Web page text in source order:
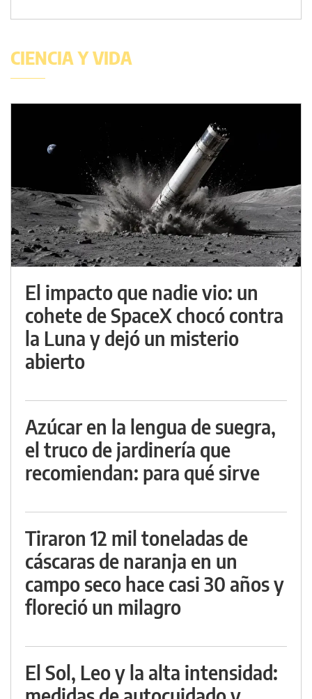
CIENCIA Y VIDA
El impacto que nadie vio: un
cohete de SpaceX chocó contra
la Luna y dejó un misterio
abierto
Azúcar en la lengua de suegra,
el truco de jardinería que
recomiendan: para qué sirve
Tiraron 12 mil toneladas de
cáscaras de naranja en un
campo seco hace casi 30 años y
floreció un milagro
El Sol, Leo y la alta intensidad: